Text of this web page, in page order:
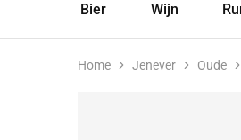
Bier
Wijn
Home Jenever Oude